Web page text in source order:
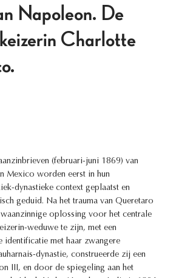
Napoleon. De
Charlotte
(februari-juni 1869) van
Mexico worden eerst in hun
dynastieke context geplaatst en
geduid. Na het trauma van Queretaro
oplossing voor het centrale
weduwe te zijn, met een
identificatie met haar zwangere
dynastie, construeerde zij een
III, en door de spiegeling aan het